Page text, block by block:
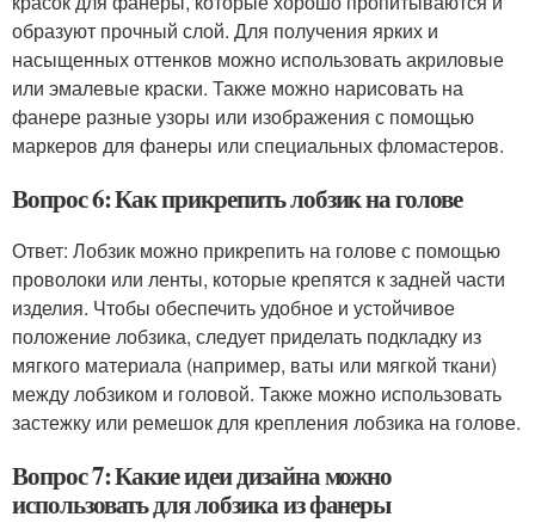
образуют прочный слой. Для получения ярких и
насыщенных оттенков можно использовать акриловые
или эмалевые краски. Также можно нарисовать на
фанере разные узоры или изображения с помощью
маркеров для фанеры или специальных фломастеров.
Вопрос 6: Как прикрепить лобзик на голове
Ответ: Лобзик можно прикрепить на голове с помощью
проволоки или ленты, которые крепятся к задней части
изделия. Чтобы обеспечить удобное и устойчивое
положение лобзика, следует приделать подкладку из
мягкого материала (например, ваты или мягкой ткани)
между лобзиком и головой. Также можно использовать
застежку или ремешок для крепления лобзика на голове.
Вопрос 7: Какие идеи дизайна можно
использовать для лобзика из фанеры